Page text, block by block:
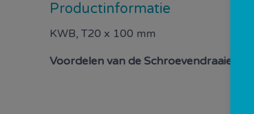
Productinformatie
KWB, T20 x 100 mm
Voordelen van de Schroevendraaier